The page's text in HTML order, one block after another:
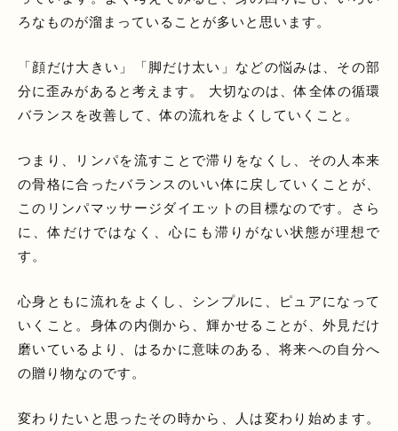
ろなものが溜まっていることが多いと思います。
「顔だけ大きい」「脚だけ太い」などの悩みは、その部
分に歪みがあると考えます。 大切なのは、体全体の循環
バランスを改善して、体の流れをよくしていくこと。
つまり、リンパを流すことで滞りをなくし、その人本来
の骨格に合ったバランスのいい体に戻していくことが、
このリンパマッサージダイエットの目標なのです。さら
に、体だけではなく、心にも滞りがない状態が理想で
す。
心身ともに流れをよくし、シンプルに、ピュアになって
いくこと。身体の内側から、輝かせることが、外見だけ
磨いているより、はるかに意味のある、将来への自分へ
の贈り物なのです。
変わりたいと思ったその時から、人は変わり始めます。